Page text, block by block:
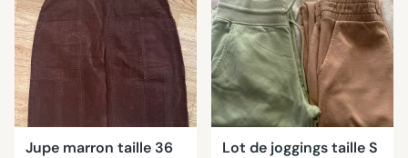
Jupe marron taille 36 Lot de joggings taille S